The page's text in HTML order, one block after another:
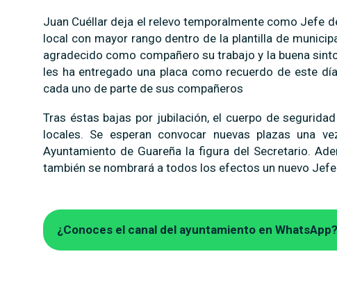
Juan Cuéllar deja el relevo temporalmente como Jefe
local con mayor rango dentro de la plantilla de
agradecido como compañero su trabajo y la buena
les ha entregado una placa como recuerdo de este
cada uno de parte de sus compañeros
Tras éstas bajas por jubilación, el cuerpo de
locales. Se esperan convocar nuevas plazas una
Ayuntamiento de Guareña la figura del Secretario.
también se nombrará a todos los efectos un nuevo
¿Conoces el canal del ayuntamiento en WhatsApp?